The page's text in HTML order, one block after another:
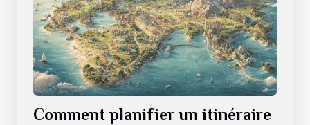
Comment planifier un itinéraire